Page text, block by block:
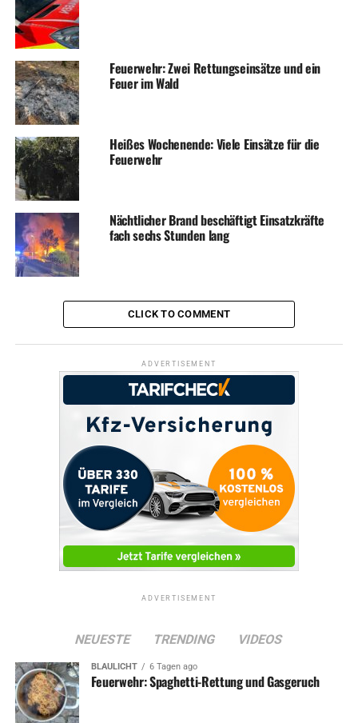
Feuerwehr: Zwei Rettungseinsätze und ein
Feuer im Wald
Heißes Wochenende: Viele Einsätze für die
Feuerwehr
Nächtlicher Brand beschäftigt Einsatzkräfte
fach sechs Stunden lang
CLICK TO COMMENT
ADVERTISEMENT
ADVERTISEMENT
NEUESTE TRENDING VIDEOS
BLAULICHT 6 Tagen ago
Feuerwehr: Spaghetti-Rettung und Gasgeruch